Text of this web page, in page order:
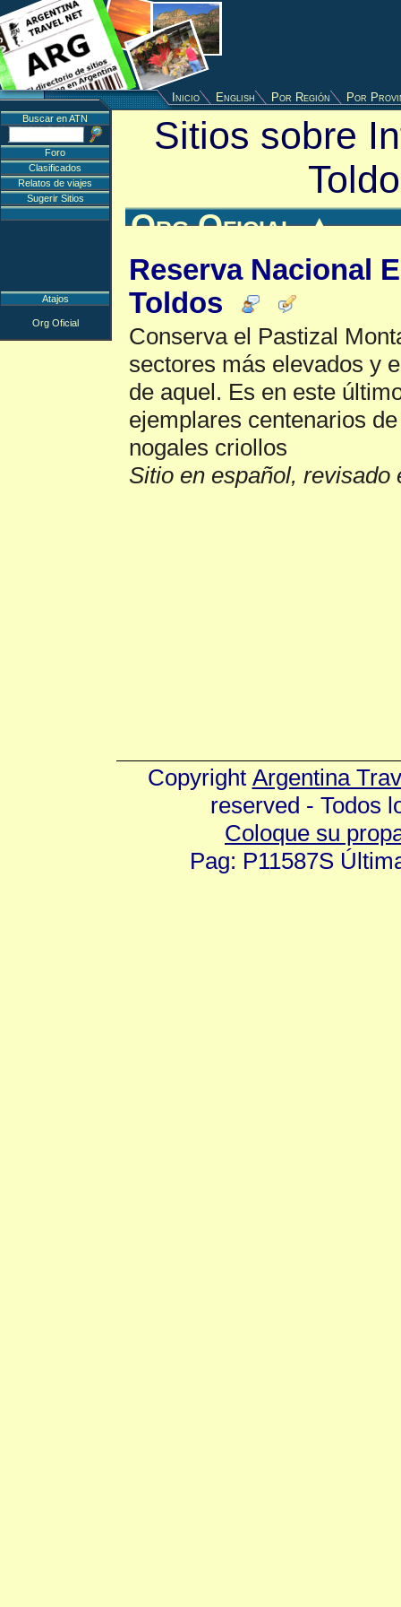
Inicio English Por Región Por
Sitios sobre
Org Oficial▲
Reserva Nacional
Toldos
Conserva el Pastizal
sectores más elevados y
de aquel. Es en este
ejemplares centenarios
nogales criollos
Sitio en español, revisado
Buscar en ATN
Foro
Clasificados
Relatos de viajes
Sugerir Sitios
Atajos
Org Oficial
Copyright Argentina
reserved - Todos
Coloque su
Pag: P11587S